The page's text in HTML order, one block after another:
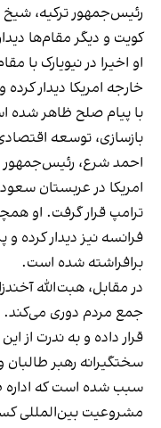
رئیس‌جمهور ترکیه، شیخ
کویت و دیگر مقام‌ها
او اخیرا در نیویارک با
خارجه امریکا دیدار
با پیام صلح ظاهر
بازسازی، توسعه
احمد شرع، رئیس‌جمهور
امریکا در عربستان
ترامپ قرار گرفت. او
فرانسه نیز دیدار کرده
برافراشته شده است.
در مقابل، هبت‌الله
جمع مردم دوری می‌کند.
قرار داده و به ندرت از
سختگیرانه رهبر
سبب شده است که اداره
مشروعیت بین‌المللی